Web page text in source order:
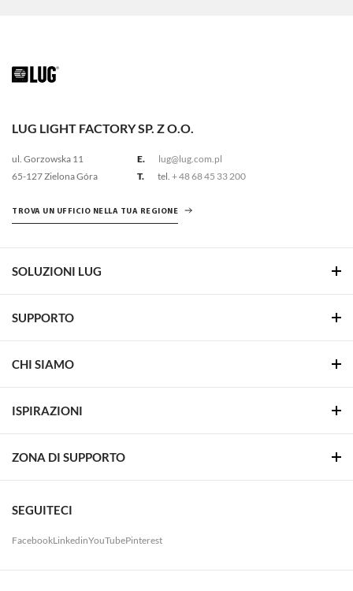
LUG LIGHT FACTORY SP. Z O.O.
ul. Gorzowska 11
65-127 Zielona Góra
E.
lug@lug.com.pl
T.
tel. + 48 68 45 33 200
TROVA UN UFFICIO NELLA TUA REGIONE
SOLUZIONI LUG
SUPPORTO
CHI SIAMO
ISPIRAZIONI
ZONA DI SUPPORTO
SEGUITECI
FacebookLinkedinYouTubePinterest